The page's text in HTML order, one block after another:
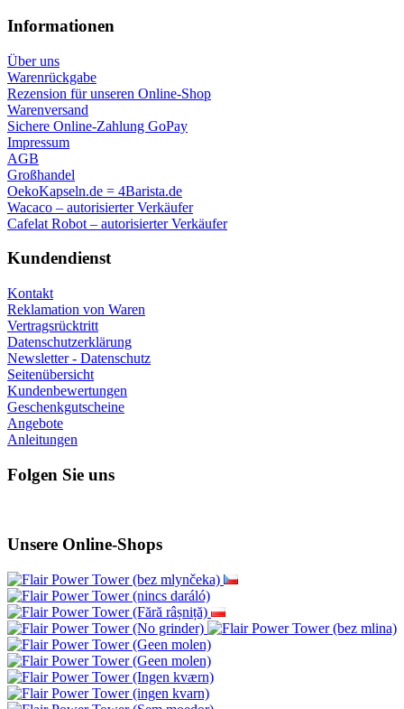
Informationen
Über uns
Warenrückgabe
Rezension für unseren Online-Shop
Warenversand
Sichere Online-Zahlung GoPay
Impressum
AGB
Großhandel
OekoKapseln.de = 4Barista.de
Wacaco – autorisierter Verkäufer
Cafelat Robot – autorisierter Verkäufer
Kundendienst
Kontakt
Reklamation von Waren
Vertragsrücktritt
Datenschutzerklärung
Newsletter - Datenschutz
Seitenübersicht
Kundenbewertungen
Geschenkgutscheine
Angebote
Anleitungen
Folgen Sie uns
Unsere Online-Shops